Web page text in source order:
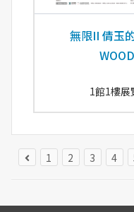
無限II 倩玉
1館1樓展
1 2 3 4